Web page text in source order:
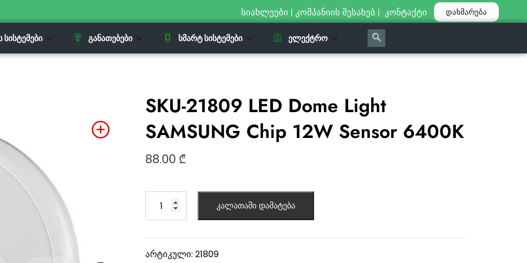
სიახლეები | კომპანიის შესახებ | კონტაქტი დახმარება
ᲡᲘᲡᲢᲔᲛᲔᲑᲘ ᲒᲐᲜᲐᲗᲔᲑᲔᲑᲘ ᲡᲛᲐᲠᲢ ᲡᲘᲡᲢᲔᲛᲔᲑᲘ ᲔᲚᲔᲥᲢᲠᲝ
SKU-21809 LED Dome Light
SAMSUNG Chip 12W Sensor 6400K
88.00 ₾
კალათაში დამატება
არტიკული: 21809